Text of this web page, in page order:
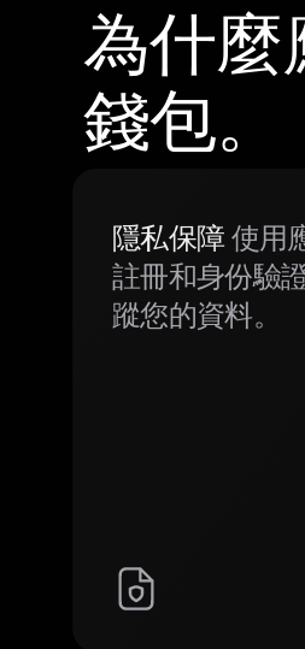
為什麼
錢包。
隱私保障使用
註冊和身份驗
蹤您的資料。